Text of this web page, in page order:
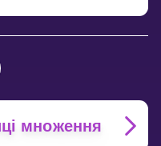
множення